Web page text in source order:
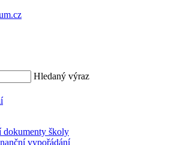
Hledaný výraz
dokumenty školy
vypořádání